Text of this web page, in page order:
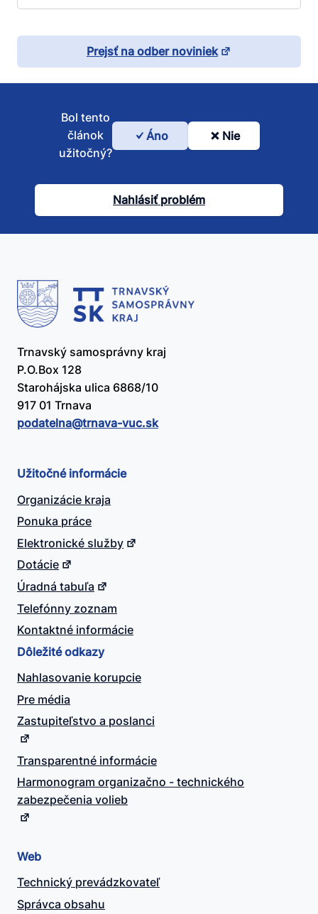
Prejsť na odber noviniek
Bol
článok
užitočný?
Bol tento
článok
užitočný?
Áno Nie
Nahlásiť problém
Trnavský samosprávny kraj
P.O.Box 128
Starohájska ulica 6868/10
917 01 Trnava
podatelna@​trnava-vuc.sk
Užitočné informácie
Organizácie kraja
Ponuka práce
Elektronické služby
Dotácie
Úradná tabuľa
Telefónny zoznam
Kontaktné informácie
Dôležité odkazy
Nahlasovanie korupcie
Pre média
Zastupiteľstvo a poslanci
Transparentné informácie
Harmonogram organizačno - technického
zabezpečenia volieb
Web
Technický prevádzkovateľ
Správca obsahu